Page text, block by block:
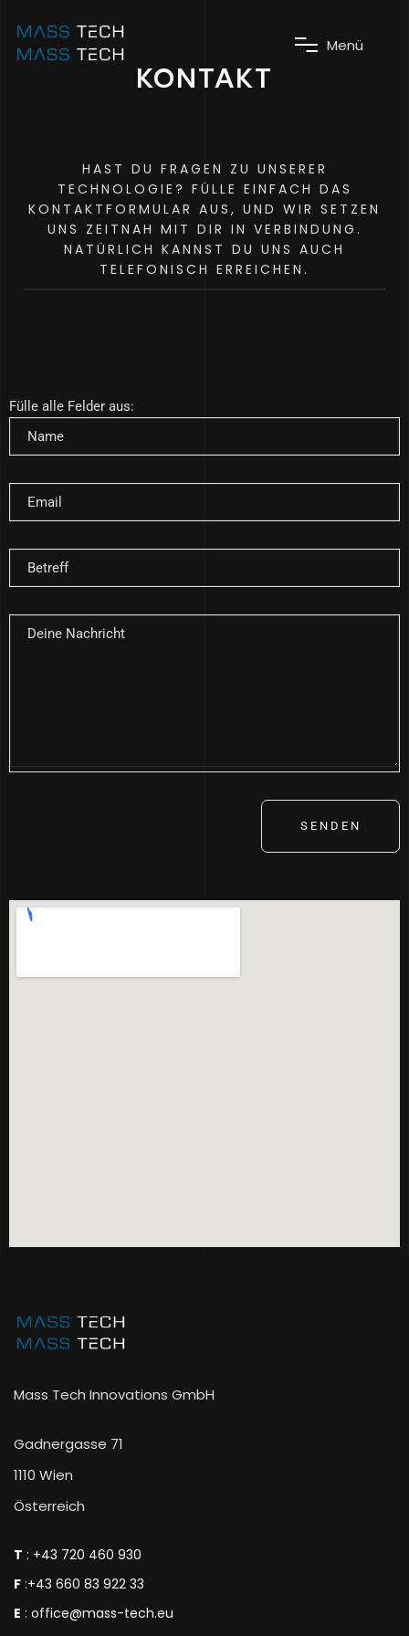
Menü
KONTAKT
HAST DU FRAGEN ZU UNSERER
TECHNOLOGIE? FÜLLE EINFACH DAS
KONTAKTFORMULAR AUS, UND WIR SETZEN
UNS ZEITNAH MIT DIR IN VERBINDUNG.
NATÜRLICH KANNST DU UNS AUCH
TELEFONISCH ERREICHEN.
Fülle alle Felder aus:
Mass Tech Innovations GmbH
Gadnergasse 71
1110 Wien
Österreich
T : +43 720 460 930
F :+43 660 83 922 33
E : office@mass-tech.eu